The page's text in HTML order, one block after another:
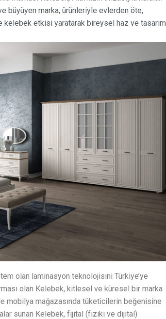
büyüyen marka, ürünleriyle evlerden öte,
etkisi yaratarak bireysel haz ve tasarım
olan laminasyon teknolojisini Türkiye’ye
olan Kelebek, kitlesel ve küresel bir marka
mobilya mağazasında tüketicilerin beğenisine
sunan Kelebek, fijital (fiziki ve dijital)